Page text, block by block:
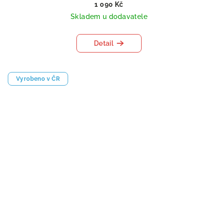
1 090 Kč
Skladem u dodavatele
Detail
Vyrobeno v ČR